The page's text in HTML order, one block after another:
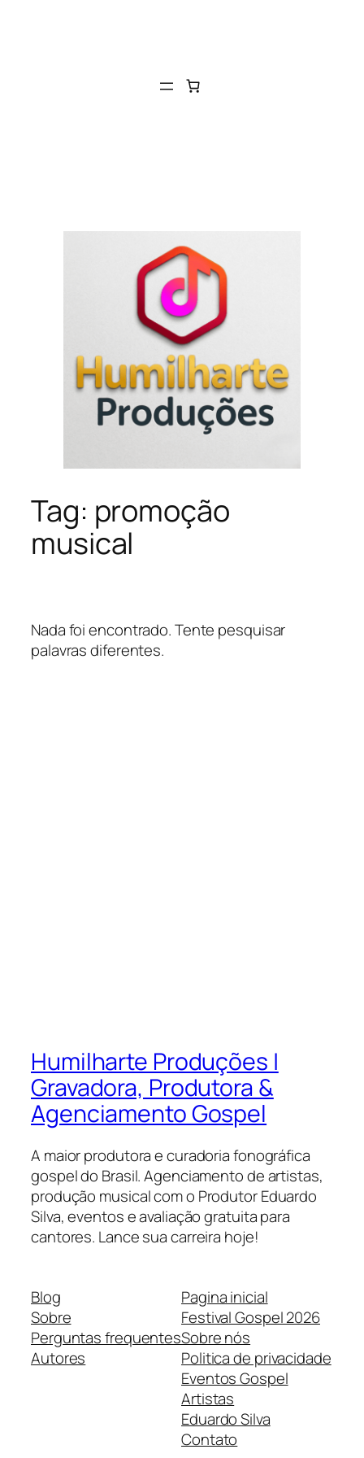
Tag: promoção
musical
Nada foi encontrado. Tente pesquisar
palavras diferentes.
Humilharte Produções |
Gravadora, Produtora &
Agenciamento Gospel
A maior produtora e curadoria fonográfica
gospel do Brasil. Agenciamento de artistas,
produção musical com o Produtor Eduardo
Silva, eventos e avaliação gratuita para
cantores. Lance sua carreira hoje!
Blog
Sobre
Perguntas frequentes
Autores
Pagina inicial
Festival Gospel 2026
Sobre nós
Politica de privacidade
Eventos Gospel
Artistas
Eduardo Silva
Contato